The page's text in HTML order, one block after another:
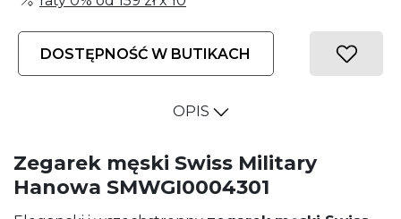
DOSTĘPNOŚĆ W BUTIKACH
OPIS
Zegarek męski Swiss Military
Hanowa SMWGI0004301